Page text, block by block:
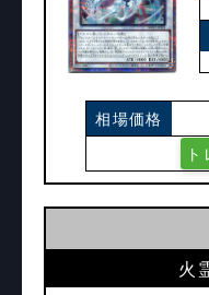
相場価格
火